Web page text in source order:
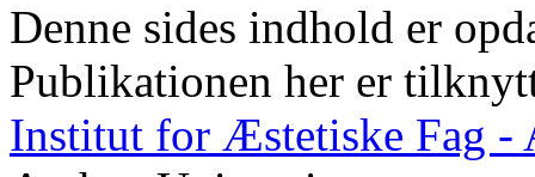
Denne sides indhold er
Publikationen her er
Institut for Æstetiske Fag -